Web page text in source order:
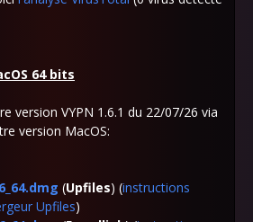
64 bits
version VYPN 1.6.1 du 22/07/26 via
version MacOS:
(Upfiles) (instructions
Upfiles)